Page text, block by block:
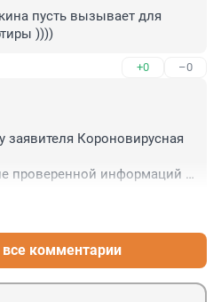
пусть вызывает для
))))
+0 –0
заявителя Короновирусная
проверенной информаций
все комментарии